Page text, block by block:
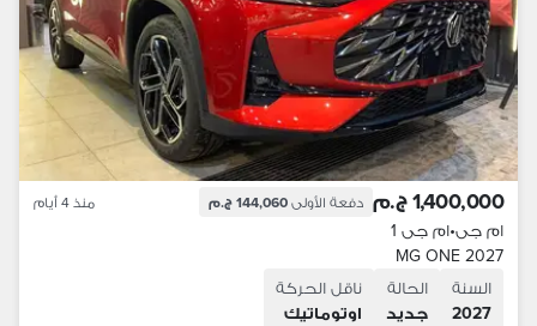
1,400,000 ج.م دفعة الأولى 144,060 ج.م منذ 4 أيام
ام جى•ام جى 1
MG ONE 2027
السنة
2027
الحالة
جديد
ناقل الحركة
اوتوماتيك